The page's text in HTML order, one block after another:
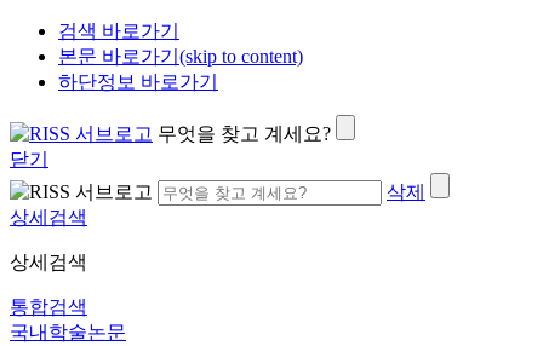
검색 바로가기
본문 바로가기(skip to content)
하단정보 바로가기
무엇을 찾고 계세요?
닫기
삭제
상세검색
상세검색
통합검색
국내학술논문